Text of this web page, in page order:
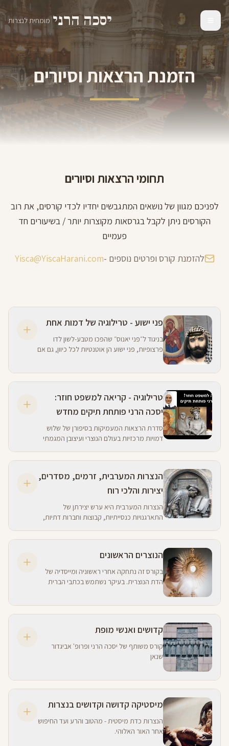
יסכה הרני מומחית לנצרות
הזמנת הרצאות וסיורים
תחומי הרצאות וסיורים
לפניכם מגוון של נושאים המתגבשים יחדיו לכדי קורסים, את רוב
הקורסים ניתן לקבל בגרסאות מקוצרות יותר / בשיעורים חד
פעמיים
להזמנת קורס ופרטים נוספים -Yisca@YiscaHarani.com
פני ישוע - טרילוגיה של דמות אחת
בניגוד ל״פני יאנוס״ שהפכו מטבע-לשון לדו
פרצופיות, פני ישוע הן אוטנטיות לכל כיוון, גם אם
טרילוגיה - קריאה למשפט חוזר:
יסכה הרני פותחת תיקים מחדש
סדרת הרצאות המעמיקות בסיפורן של שלוש
דמויות מרכזיות בעולם הנוצרי ועיצובן המגמתי
הנצרות המערבית, זרמים, מסדרים,
יצירות והלכי רוח
הנצרות המערבית היא ערש יצירתן של
התארגנויות כנסייתיות, קבוצות וחברות דתיות,
לרבת פנים ורבת גוונים.
הנוצרים הראשונים
בקורס זה נתחקה אחרי ראשוניה ומייסדיה של
הדת הנוצרית. בעיקר נשתמש בכתבי הברית
קדושים ואנשי מופת
קורס משותף של יסכה הרני ופרופ' אביגדור
שנאן
מיסטיקה קדושה וקדושים בנצרות
הנצרות כדת מיסטית - מהטוב והרע ועד החיפוש
אחר האור האלוהי.